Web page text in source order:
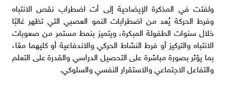
ولفتت في المذكرة الإيضاحية إلى أت اضطراب نقص الانتباه
وفرط الحركة يُعد من اضطرابات النمو العصبي التي تظهر غالبًا
خلال سنوات الطفولة المبكرة، ويتميز بنمط مستمر من صعوبات
الانتباه والتركيز أو فرط النشاط الحركي والاندفاعية أو كليهما معًا،
بما يؤثر بصورة مباشرة على التحصيل الدراسي والقدرة على التعلم
والتفاعل الاجتماعي والاستقرار النفسي والسلوكي.